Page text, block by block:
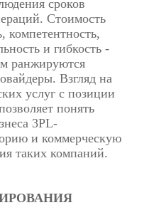
сроков
Стоимость
компетентность,
и гибкость -
ранжируются
Взгляд на
услуг с позиции
понять
3PL-
и коммерческую
таких компаний.